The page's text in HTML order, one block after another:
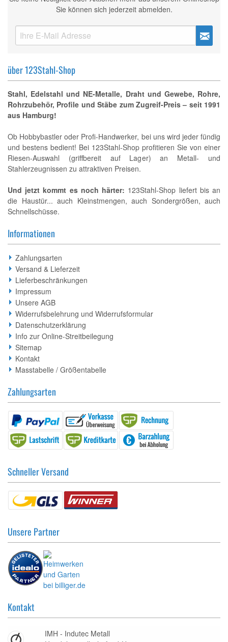
Sie können sich jederzeit abmelden.
über 123Stahl-Shop
Stahl, Edelstahl und NE-Metalle, Draht und Gewebe, Rohre,
Rohrzubehör, Profile und Stäbe zum Zugreif-Preis – seit 1991
aus Hamburg!
Ob Hobbybastler oder Profi-Handwerker, bei uns wird jeder fündig
und bestens bedient! Bei 123Stahl-Shop profitieren Sie von einer
Riesen-Auswahl (griffbereit auf Lager) an Metall- und
Stahlerzeugnissen zu attraktiven Preisen.
Und jetzt kommt es noch härter: 123Stahl-Shop liefert bis an
die Haustür... auch Kleinstmengen, auch Sondergrößen, auch
Schnellschüsse.
Informationen
Zahlungsarten
Versand & Lieferzeit
Lieferbeschränkungen
Impressum
Unsere AGB
Widerrufsbelehrung und Widerrufsformular
Datenschutzerklärung
Info zur Online-Streitbeilegung
Sitemap
Kontakt
Masstabelle / Größentabelle
Zahlungsarten
Schneller Versand
Unsere Partner
Kontakt
IMH - Indutec Metall